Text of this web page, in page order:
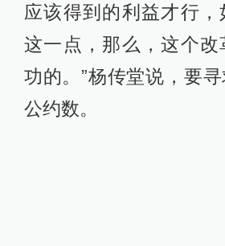
应该得到的利益才行，
这一点，那么，这个改
功的。”杨传堂说，要
公约数。